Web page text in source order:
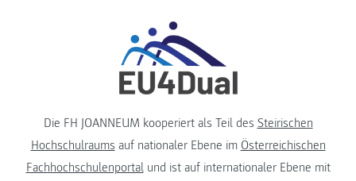
Die FH JOANNEUM kooperiert als Teil des Steirischen
Hochschulraums auf nationaler Ebene im Österreichischen
Fachhochschulenportalund ist auf internationaler Ebene mit